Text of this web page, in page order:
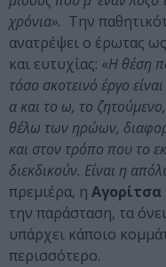
χρόνια». Την
ανατρέψει ο έρωτας
και ευτυχίας: «Η θέση
τόσο σκοτεινό έργο
α και το ω, το
θέλω των ηρώων,
και στον τρόπο που το
διεκδικούν. Είναι η
πρεμιέρα, η Αγορίτσα
την παράσταση, τα
υπάρχει κάποιο
περισσότερο.